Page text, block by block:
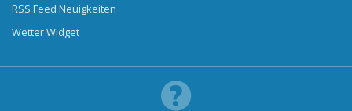
RSS Feed Neuigkeiten
Wetter Widget